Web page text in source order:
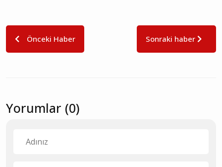
Önceki Haber Sonraki haber
Yorumlar (0)